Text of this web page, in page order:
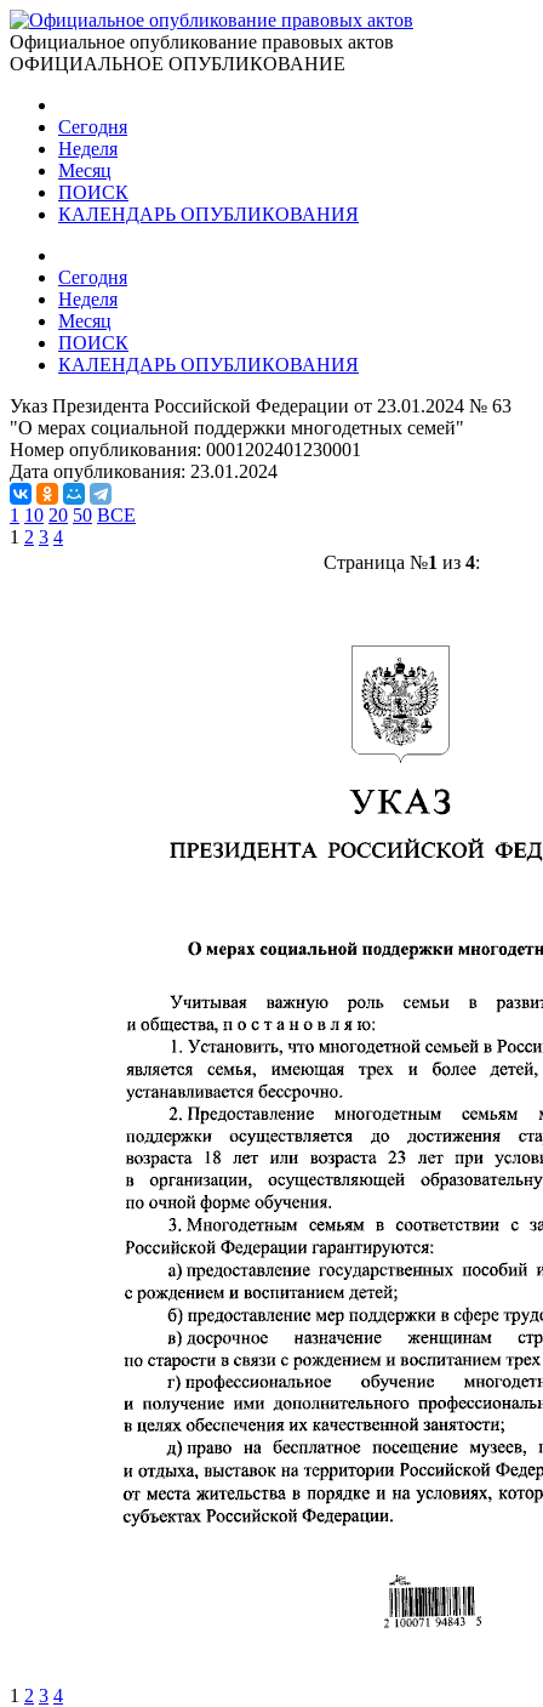
Официальное опубликование правовых актов
ОФИЦИАЛЬНОЕ ОПУБЛИКОВАНИЕ
Сегодня
Неделя
Месяц
ПОИСК
КАЛЕНДАРЬ ОПУБЛИКОВАНИЯ
Сегодня
Неделя
Месяц
ПОИСК
КАЛЕНДАРЬ ОПУБЛИКОВАНИЯ
Указ Президента Российской Федерации от 23.01.2024 № 63
"О мерах социальной поддержки многодетных семей"
Номер опубликования: 0001202401230001
Дата опубликования: 23.01.2024
1 10 20 50 ВСЕ
1 2 3 4
Страница №1 из 4:
1 2 3 4